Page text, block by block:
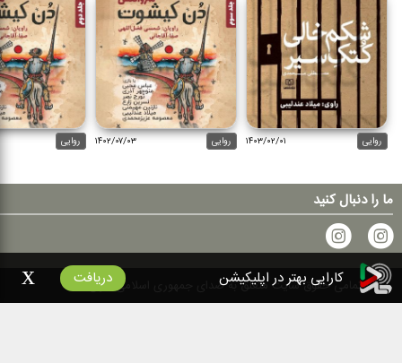
روایی ۱۴۰۳/۰۲/۰۱ روایی ۱۴۰۲/۰۷/۰۳ روایی
ما را دنبال کنید
۱۴۰۰ تمامی حقوق سایت متعلق به صدای جمهوری اسلامی ایران است
کارایی بهتر در اپلیکیشن دریافت x